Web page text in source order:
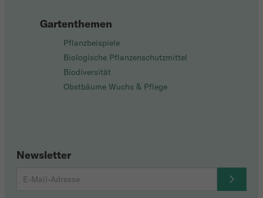
Gartenthemen
Pflanzbeispiele
Biologische Pflanzenschutzmittel
Biodiversität
Obstbäume Wuchs & Pflege
Newsletter